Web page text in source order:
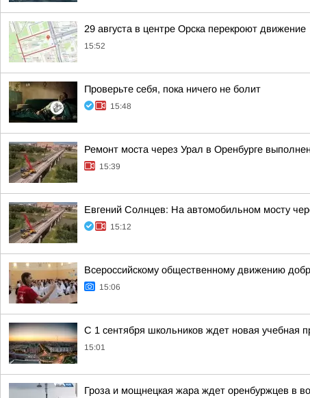
29 августа в центре Орска перекроют движение
15:52
Проверьте себя, пока ничего не болит
15:48
Ремонт моста через Урал в Оренбурге
15:39
Евгений Солнцев: На автомобильном мосту
15:12
Всероссийскому общественному движению
15:06
С 1 сентября школьников ждет новая учебная
15:01
Гроза и мощнецкая жара ждет оренбуржцев в